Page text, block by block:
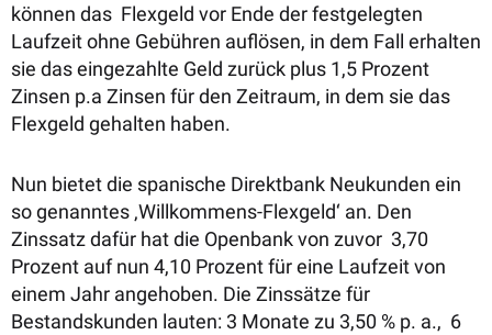
können das Flexgeld vor Ende der festgelegten
Laufzeit ohne Gebühren auflösen, in dem Fall erhalten
sie das eingezahlte Geld zurück plus 1,5 Prozent
Zinsen p.a Zinsen für den Zeitraum, in dem sie das
Flexgeld gehalten haben.
Nun bietet die spanische Direktbank Neukunden ein
so genanntes ‚Willkommens-Flexgeld‘ an. Den
Zinssatz dafür hat die Openbank von zuvor 3,70
Prozent auf nun 4,10 Prozent für eine Laufzeit von
einem Jahr angehoben. Die Zinssätze für
Bestandskunden lauten: 3 Monate zu 3,50 % p. a., 6